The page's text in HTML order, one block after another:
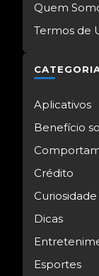
Quem
Termos de
Aplicativos
Benefício
Crédito
Curiosidade
Dicas
Esportes